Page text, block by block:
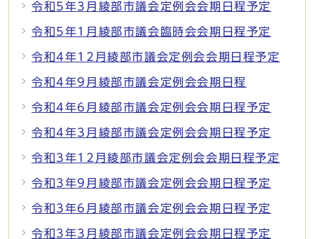
令和5年3月綾部市議会定例会会期日程予定
令和5年1月綾部市議会臨時会会期日程予定
令和4年12月綾部市議会定例会会期日程予定
令和4年9月綾部市議会定例会会期日程
令和4年6月綾部市議会定例会会期日程予定
令和4年3月綾部市議会定例会会期日程予定
令和3年12月綾部市議会定例会会期日程予定
令和3年9月綾部市議会定例会会期日程予定
令和3年6月綾部市議会定例会会期日程予定
令和3年3月綾部市議会定例会会期日程予定